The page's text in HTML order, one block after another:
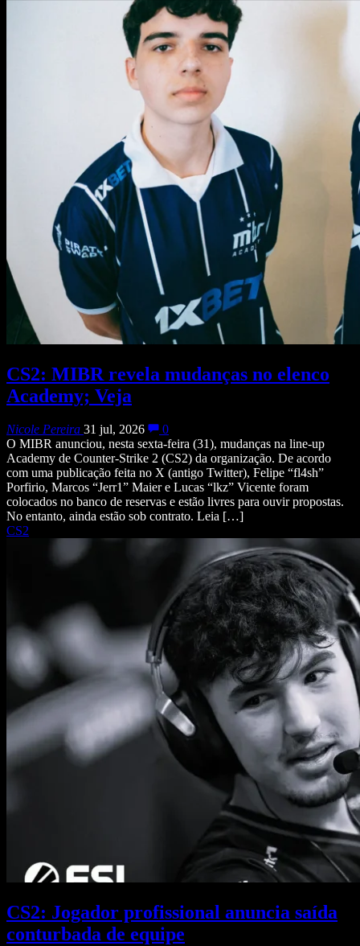
CS2: MIBR revela mudanças no elenco
Academy; Veja
Nicole Pereira 31 jul, 2026
0
O MIBR anunciou, nesta sexta-feira (31), mudanças na line-up
Academy de Counter-Strike 2 (CS2) da organização. De acordo
com uma publicação feita no X (antigo Twitter), Felipe “fl4sh”
Porfirio, Marcos “Jerr1” Maier e Lucas “lkz” Vicente foram
colocados no banco de reservas e estão livres para ouvir propostas.
No entanto, ainda estão sob contrato. Leia […]
CS2
CS2: Jogador profissional anuncia saída
conturbada de equipe